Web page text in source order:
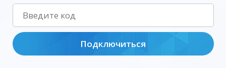
Подключиться